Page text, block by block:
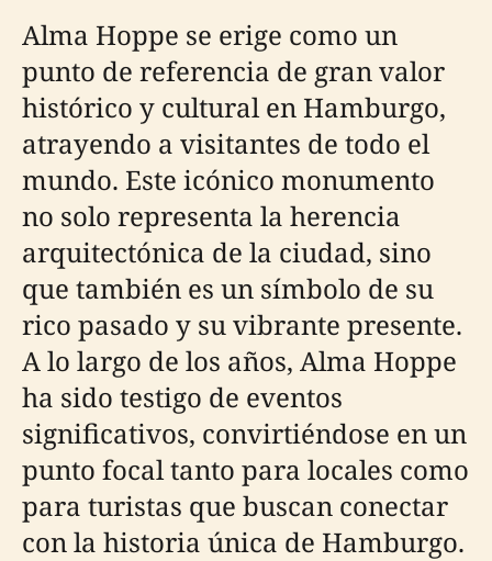
Alma Hoppe se erige como un
punto de referencia de gran valor
histórico y cultural en Hamburgo,
atrayendo a visitantes de todo el
mundo. Este icónico monumento
no solo representa la herencia
arquitectónica de la ciudad, sino
que también es un símbolo de su
rico pasado y su vibrante presente.
A lo largo de los años, Alma Hoppe
ha sido testigo de eventos
significativos, convirtiéndose en un
punto focal tanto para locales como
para turistas que buscan conectar
con la historia única de Hamburgo.